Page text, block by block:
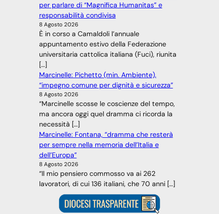
per parlare di “Magnifica Humanitas” e
responsabilità condivisa
8 Agosto 2026
È in corso a Camaldoli l’annuale
appuntamento estivo della Federazione
universitaria cattolica italiana (Fuci), riunita
[…]
Marcinelle: Pichetto (min. Ambiente),
“impegno comune per dignità e sicurezza”
8 Agosto 2026
“Marcinelle scosse le coscienze del tempo,
ma ancora oggi quel dramma ci ricorda la
necessità […]
Marcinelle: Fontana, “dramma che resterà
per sempre nella memoria dell’Italia e
dell’Europa”
8 Agosto 2026
“Il mio pensiero commosso va ai 262
lavoratori, di cui 136 italiani, che 70 anni […]